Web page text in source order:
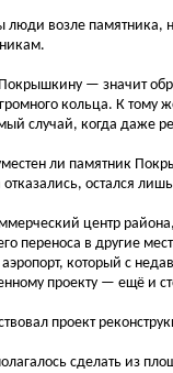
возле памятника,
— значит
кольца. К тому
случай, когда даже
ли памятник
отказались, остался
центр района,
переноса в другие
который с
проекту — ещё и
проект
сделать из